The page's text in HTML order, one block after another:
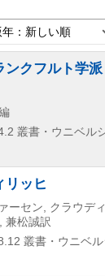
年：新しい順
クフルト学
叢書・ウニベル
リッヒ
ーセン, クラウデ
兼松誠訳
叢書・ウニベ